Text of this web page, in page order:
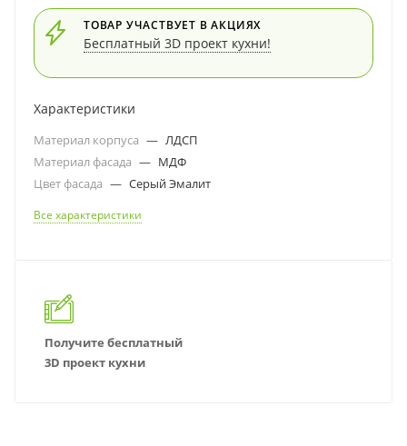
ТОВАР УЧАСТВУЕТ В АКЦИЯХ
Бесплатный 3D проект кухни!
Характеристики
Материал корпуса — ЛДСП
Материал фасада — МДФ
Цвет фасада — Серый Эмалит
Все характеристики
Получите бесплатный
3D проект кухни